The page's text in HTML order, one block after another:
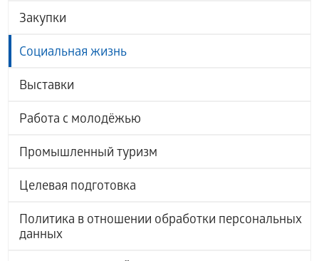
Закупки
Социальная жизнь
Выставки
Работа с молодёжью
Промышленный туризм
Целевая подготовка
Политика в отношении обработки персональных
данных